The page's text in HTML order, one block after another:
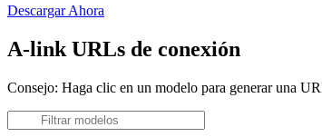
Descargar Ahora
A-link URLs de conexión
Consejo: Haga clic en un modelo para generar una